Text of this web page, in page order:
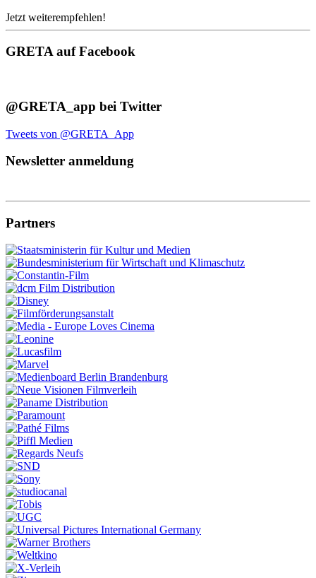
Jetzt weiterempfehlen!
GRETA auf Facebook
@GRETA_app bei Twitter
Tweets von @GRETA_App
Newsletter anmeldung
Partners